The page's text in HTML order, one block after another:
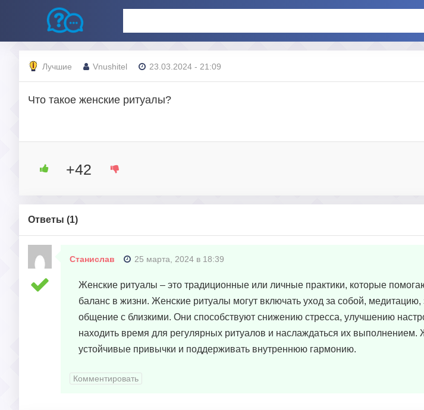
Лучшие Vnushitel 23.03.2024 - 21:09
Что такое женские ритуалы?
+42
Ответы (1)
Станислав 25 марта, 2024 в 18:39
Женские ритуалы – это традиционные или личные практики, которые
баланс в жизни. Женские ритуалы могут включать уход за собой, медитацию,
общение с близкими. Они способствуют снижению стресса, улучшению
находить время для регулярных ритуалов и наслаждаться их выполнением.
устойчивые привычки и поддерживать внутреннюю гармонию.
Комментировать